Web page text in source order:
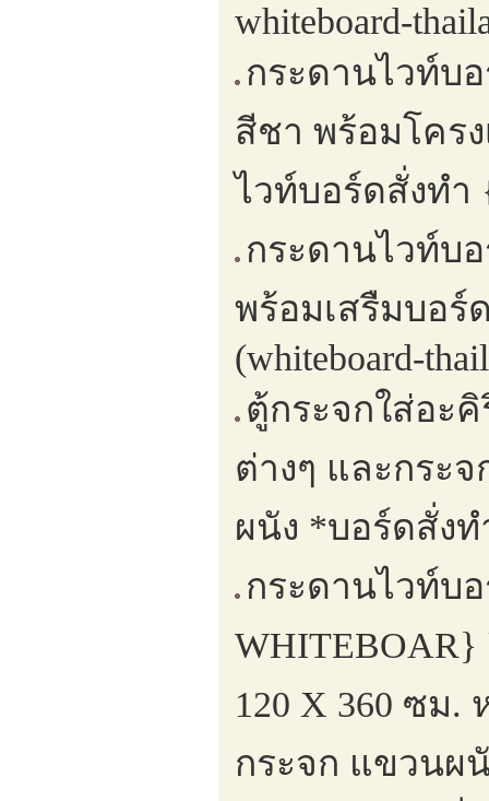
whiteboard-
กระดานไวท์บ
สีชา พร้อมโคร
ไวท์บอร์ดสั่งทำ
กระดานไวท์บ
พร้อมเสรืมบอร์
(whiteboard-
ตู้กระจกใส่อะ
ต่างๆ และกระ
ผนัง *บอร์ดสั่งท
กระดานไวท์บ
120 X 360 ซม.
กระจก แขวนผ